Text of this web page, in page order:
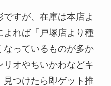
すが、在庫は本店よ
よれば「戸塚店より種
なっているものが多か
リオやちいかわなどキ
見つけたら即ゲット推